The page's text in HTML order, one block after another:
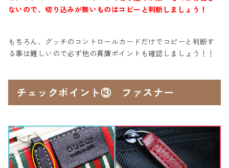
ないので、切り込みが無いものはコピーと判断しましょう！
もちろん、グッチのコントロールカードだけでコピーと判断す
る事は難しいので必ず他の真贋ポイントも確認しましょう！！
チェックポイント③ ファスナー